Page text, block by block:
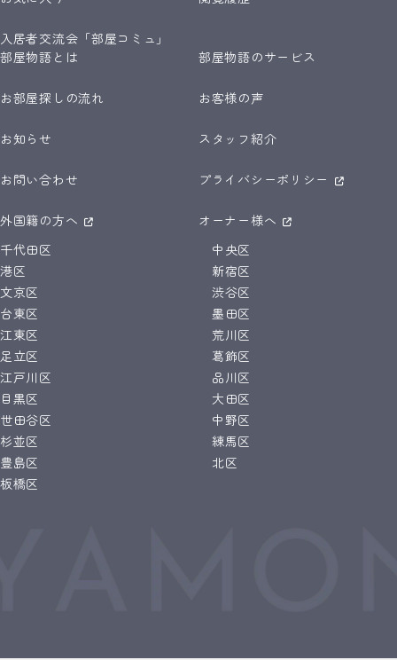
入居者交流会「部屋コミュ」
部屋物語とは
部屋物語のサービス
お部屋探しの流れ お客様の声
お知らせ スタッフ紹介
お問い合わせ プライバシーポリシー
外国籍の方へ
オーナー様へ
千代田区
中央区
港区
新宿区
文京区
渋谷区
台東区
墨田区
江東区
荒川区
足立区
葛飾区
江戸川区
品川区
目黒区
大田区
世田谷区
中野区
杉並区
練馬区
豊島区
北区
板橋区